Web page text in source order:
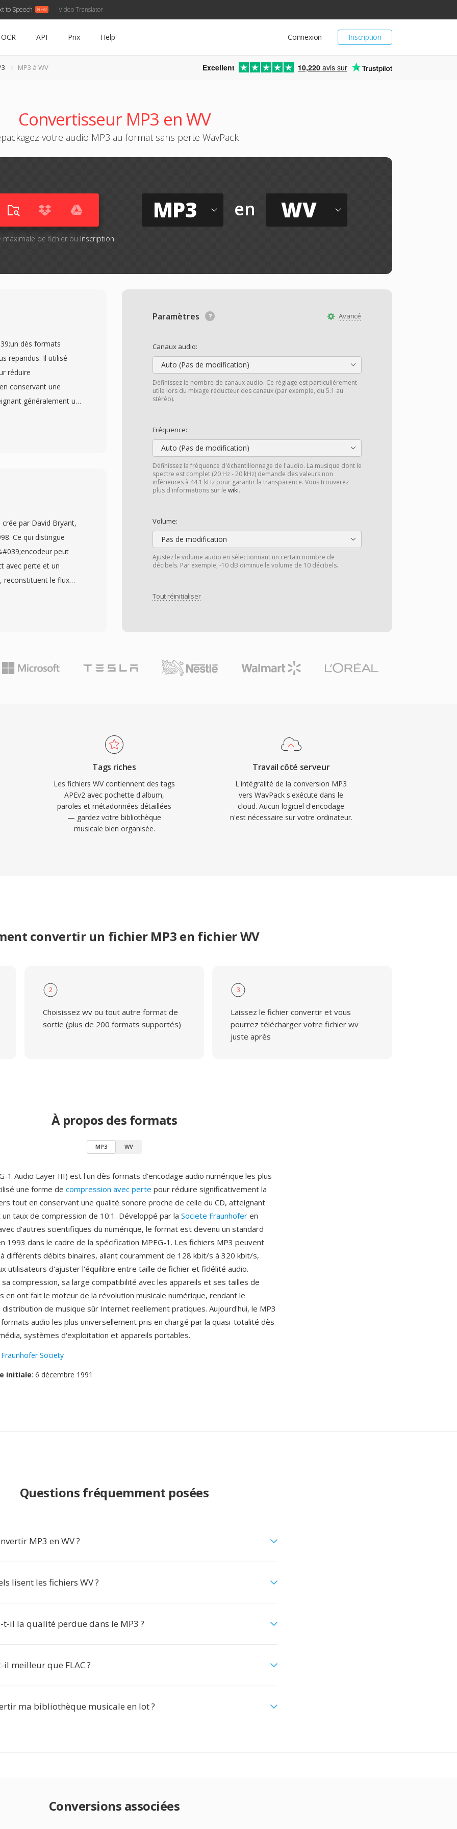
to Speech Video Translator
Inscription
Connexion
OCR API Prix Help
MP3 à WV Excellent 10,220 avis sur
Convertisseur MP3 en WV
votre audio MP3 au format sans perte WavPack
maximale de fichier ou Inscription
MP3 en WV
Avancé
Paramètres
Canaux audio:
Auto (Pas de modification)
Définissez le nombre de canaux audio. Ce réglage est particulièrement
utile lors du mixage réducteur des canaux (par exemple, du 5.1 au
stéréo).
Fréquence:
Auto (Pas de modification)
Définissez la fréquence d'échantillonnage de l'audio. La musique dont le
spectre est complet (20 Hz - 20 kHz) demande des valeurs non
inférieures à 44.1 kHz pour garantir la transparence. Vous trouverez
plus d'informations sur le wiki.
Volume:
Pas de modification
Ajustez le volume audio en sélectionnant un certain nombre de
décibels. Par exemple, -10 dB diminue le volume de 10 décibels.
Tout réinitialiser
dès formats
repandus. Il utilisé
réduire
conservant une
généralement un
la Societe
entre taille de fichier
de fichier réduites en
numérique, rendant le
reellement
dès formats
par la quasi-totalité
et
par David Bryant,
Ce qui distingue
peut
avec perte et un
reconstituent le flux
la portabilité né
DSD, que
taux de compression
ulterieures
le matériel moderne.
licence BSD et a
et de nombreux
chargé dès
feuilles de reperage
les besoins
Tags riches
Les fichiers WV contiennent des tags
APEv2 avec pochette d'album,
paroles et métadonnées détaillées
— gardez votre bibliothèque
musicale bien organisée.
Travail côté serveur
L'intégralité de la conversion MP3
vers WavPack s'exécute dans le
cloud. Aucun logiciel d'encodage
n'est nécessaire sur votre ordinateur.
convertir un fichier MP3 en fichier WV
2
Choisissez wv ou tout autre format de
sortie (plus de 200 formats supportés)
3
Laissez le fichier convertir et vous
pourrez télécharger votre fichier wv
juste après
À propos des formats
MP3 WV
1 Audio Layer III) est l'un dès formats d'encodage audio numérique les plus
une forme de compression avec perte pour réduire significativement la
tout en conservant une qualité sonore proche de celle du CD, atteignant
taux de compression de 10:1. Développé par la Societe Fraunhofer en
d'autres scientifiques du numérique, le format est devenu un standard
1993 dans le cadre de la spécification MPEG-1. Les fichiers MP3 peuvent
différents débits binaires, allant couramment de 128 kbit/s à 320 kbit/s,
utilisateurs d'ajuster l'équilibre entre taille de fichier et fidélité audio.
compression, sa large compatibilité avec les appareils et ses tailles de
en ont fait le moteur de la révolution musicale numérique, rendant le
de musique sûr Internet reellement pratiques. Aujourd'hui, le MP3
audio les plus universellement pris en chargé par la quasi-totalité dès
systèmes d'exploitation et appareils portables.
Fraunhofer Society
initiale: 6 décembre 1991
Questions fréquemment posées
MP3 en WV ?
lisent les fichiers WV ?
t-il la qualité perdue dans le MP3 ?
il meilleur que FLAC ?
ma bibliothèque musicale en lot ?
Conversions associées